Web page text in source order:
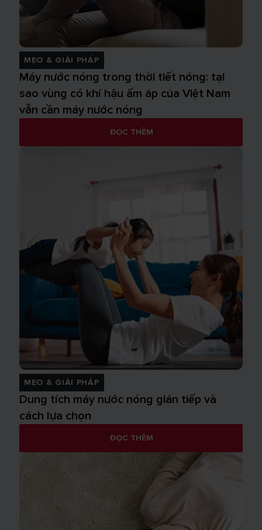
MẸO & GIẢI PHÁP
Máy nước nóng trong thời tiết nóng: tại
sao vùng có khí hậu ấm áp của Việt Nam
vẫn cần máy nước nóng
ĐỌC THÊM
MẸO & GIẢI PHÁP
Dung tích máy nước nóng gián tiếp và
cách lựa chọn
ĐỌC THÊM